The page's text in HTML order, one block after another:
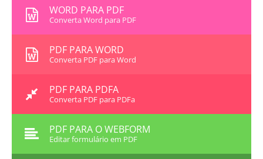
WORD PARA PDF
Converta Word para PDF
PDF PARA WORD
Converta PDF para Word
PDF PARA PDFA
Converta PDF para PDFa
PDF PARA O WEBFORM
Editar formulário em PDF